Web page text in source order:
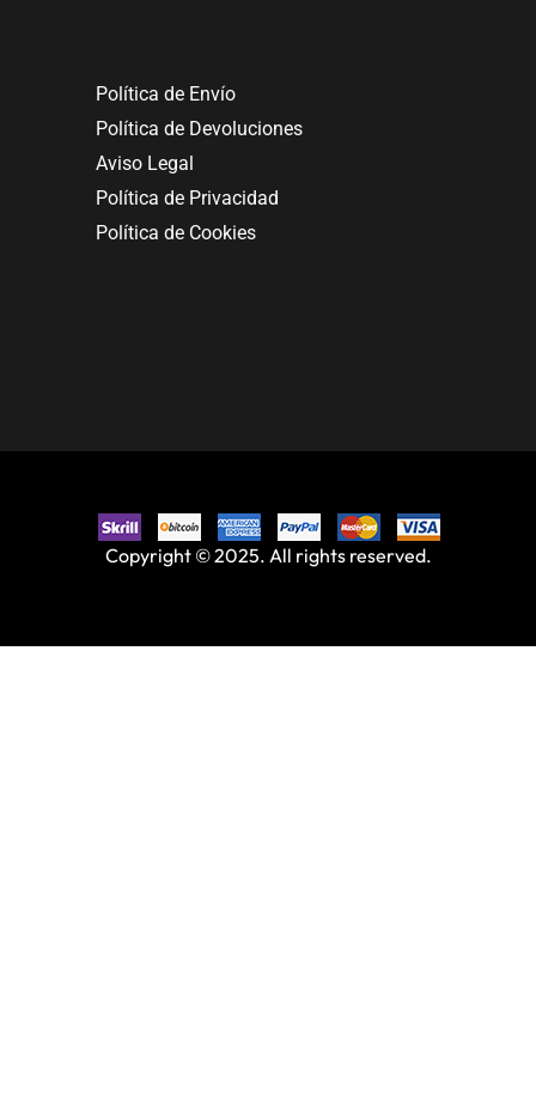
Política de Envío
Política de Devoluciones
Aviso Legal
Política de Privacidad
Política de Cookies
Copyright © 2025. All rights reserved.